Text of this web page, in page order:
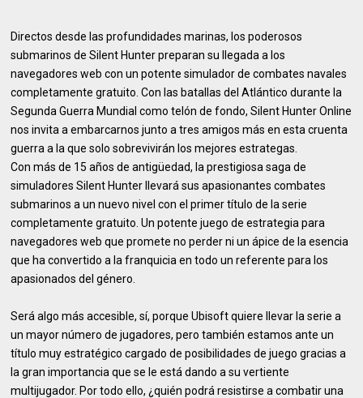
Directos desde las profundidades marinas, los poderosos
submarinos de Silent Hunter preparan su llegada a los
navegadores web con un potente simulador de combates navales
completamente gratuito. Con las batallas del Atlántico durante la
Segunda Guerra Mundial como telón de fondo, Silent Hunter Online
nos invita a embarcarnos junto a tres amigos más en esta cruenta
guerra a la que solo sobrevivirán los mejores estrategas.
Con más de 15 años de antigüedad, la prestigiosa saga de
simuladores Silent Hunter llevará sus apasionantes combates
submarinos a un nuevo nivel con el primer título de la serie
completamente gratuito. Un potente juego de estrategia para
navegadores web que promete no perder ni un ápice de la esencia
que ha convertido a la franquicia en todo un referente para los
apasionados del género.
Será algo más accesible, sí, porque Ubisoft quiere llevar la serie a
un mayor número de jugadores, pero también estamos ante un
título muy estratégico cargado de posibilidades de juego gracias a
la gran importancia que se le está dando a su vertiente
multijugador. Por todo ello, ¿quién podrá resistirse a combatir una